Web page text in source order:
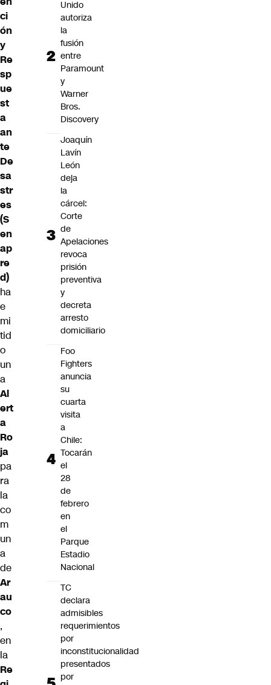
ci
ón
y
Re
sp
ue
st
a
an
te
De
sa
str
es
(S
en
ap
re
d)
ha
e
mi
tid
o
un
a
Al
ert
a
Ro
ja
pa
ra
la
co
m
un
a
de
Ar
au
co
,
en
la
Re
Unido
autoriza
la
fusión
entre
Paramount
y
Warner
Bros.
Discovery
Joaquín
Lavín
León
deja
la
cárcel:
Corte
de
Apelaciones
revoca
prisión
preventiva
y
decreta
arresto
domiciliario
Foo
Fighters
anuncia
su
cuarta
visita
a
Chile:
Tocarán
el
28
de
febrero
en
el
Parque
Estadio
Nacional
TC
declara
admisibles
requerimientos
por
inconstitucionalidad
presentados
por